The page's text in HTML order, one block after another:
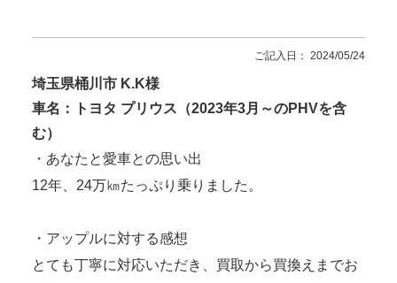
ご記入日： 2024/05/24
埼玉県桶川市 K.K様
車名：トヨタ プリウス（2023年3月～のPHVを含
む）
・あなたと愛車との思い出
12年、24万㎞たっぷり乗りました。
・アップルに対する感想
とても丁寧に対応いただき、買取から買換えまでお